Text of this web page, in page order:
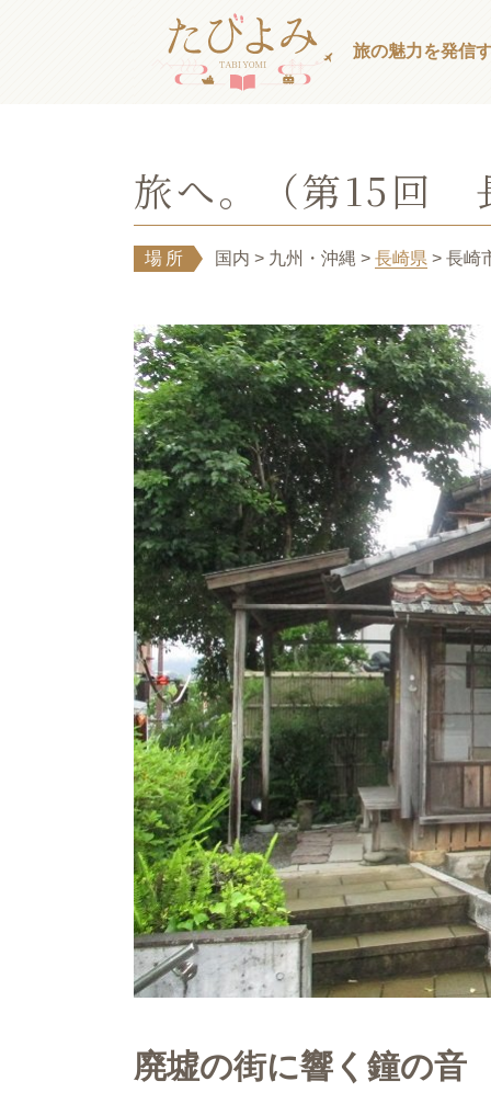
旅の魅力を発信
旅へ。（第15回
場所 国内 > 九州・沖縄 >長崎県 > 長崎
廃墟の街に響く鐘の